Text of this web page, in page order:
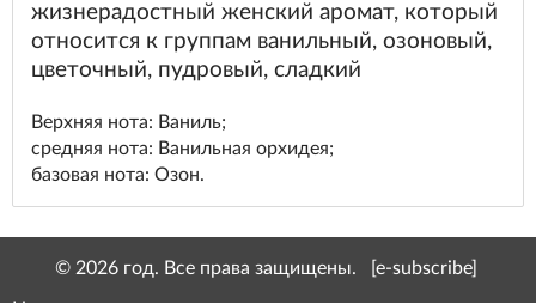
жизнерадостный женский аромат, который
относится к группам ванильный, озоновый,
цветочный, пудровый, сладкий
Верхняя нота: Ваниль;
средняя нота: Ванильная орхидея;
базовая нота: Озон.
© 2026 год. Все права защищены. [e-subscribe]